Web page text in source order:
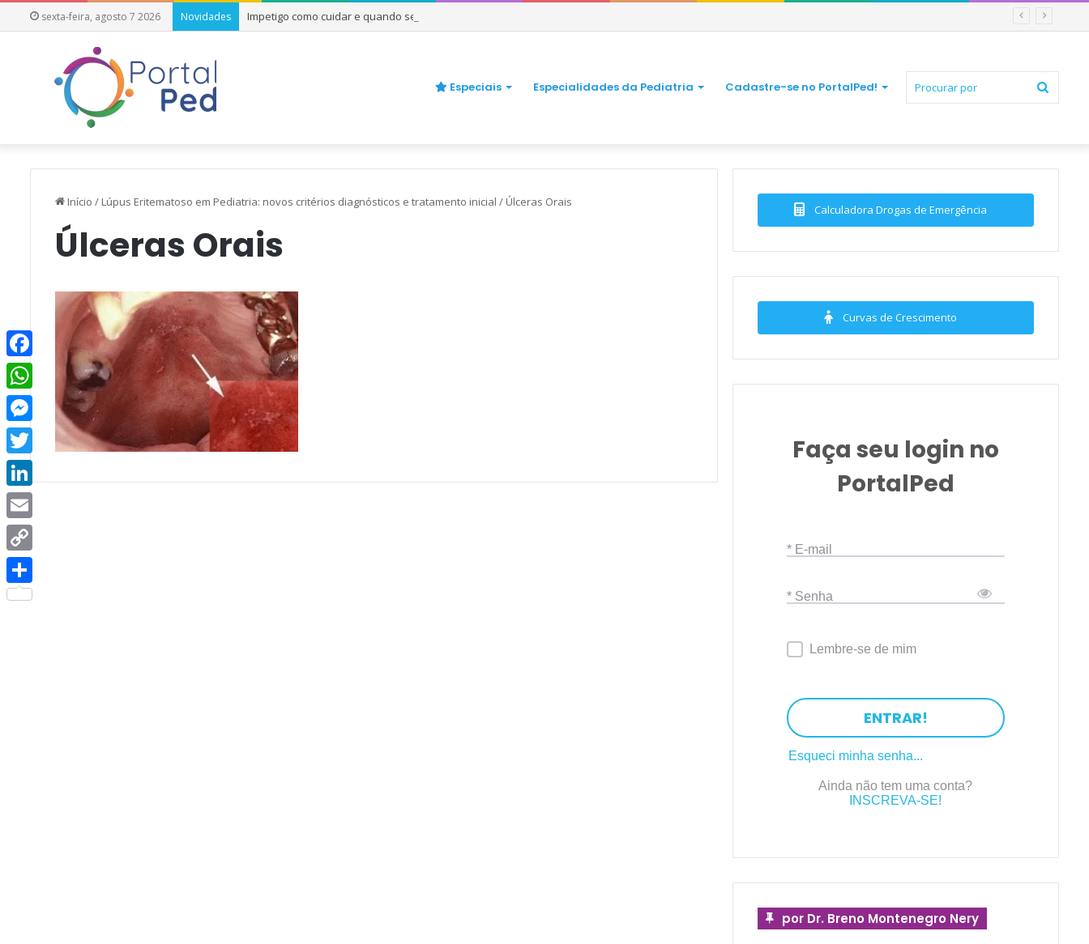
sexta-feira, agosto 7 2026 Novidades Impetigo como cuidar e quando se preocupar
Especiais Especialidades da Pediatria Cadastre-se no PortalPed!
Início / Lúpus Eritematoso em Pediatria: novos critérios diagnósticos e tratamento inicial / Úlceras Orais
Úlceras Orais
Calculadora Drogas de Emergência
Curvas de Crescimento
Faça seu login no
PortalPed
* E-mail
* Senha
Lembre-se de mim
ENTRAR!
Esqueci minha senha...
Ainda não tem uma conta?
INSCREVA-SE!
por Dr. Breno Montenegro Nery
Facebook
WhatsApp
Messenger
Twitter
LinkedIn
Email
Copy
Link
Share